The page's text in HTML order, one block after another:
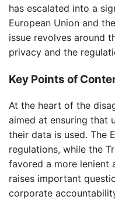
has escalated into a
European Union and
issue revolves around
privacy and the
Key Points of
At the heart of the
aimed at ensuring that
their data is used. The
regulations, while the
favored a more lenient
raises important
corporate